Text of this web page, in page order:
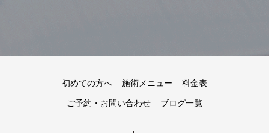
初めての方へ 施術メニュー 料金表
ご予約・お問い合わせ ブログ一覧